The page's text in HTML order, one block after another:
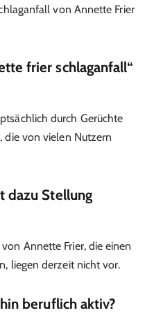
von Annette Frier
frier schlaganfall“
durch Gerüchte
die von vielen Nutzern
dazu Stellung
Annette Frier, die einen
liegen derzeit nicht vor.
beruflich aktiv?